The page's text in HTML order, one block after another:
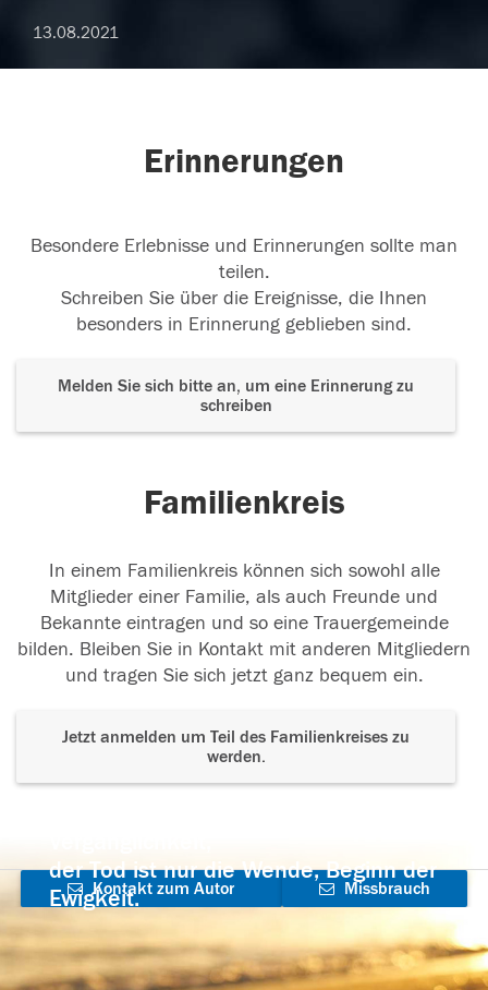
13.08.2021
Erinnerungen
Besondere Erlebnisse und Erinnerungen sollte man
teilen.
Schreiben Sie über die Ereignisse, die Ihnen
besonders in Erinnerung geblieben sind.
Melden Sie sich bitte an, um eine Erinnerung zu
schreiben
Familienkreis
In einem Familienkreis können sich sowohl alle
Mitglieder einer Familie, als auch Freunde und
Bekannte eintragen und so eine Trauergemeinde
bilden. Bleiben Sie in Kontakt mit anderen Mitgliedern
und tragen Sie sich jetzt ganz bequem ein.
Jetzt anmelden um Teil des Familienkreises zu
werden.
der Tod ist nur die Wende, Beginn der
Ewigkeit.
Kontakt zum Autor
aufnehmen
Missbrauch